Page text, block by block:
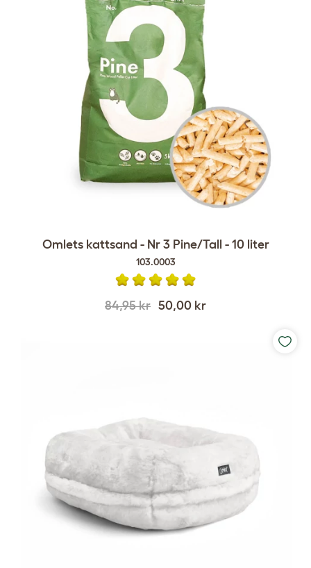
Omlets kattsand - Nr 3 Pine/Tall - 10 liter
103.0003
84,95 kr 50,00 kr